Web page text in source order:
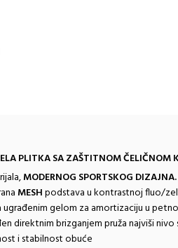
PLITKA SA ZAŠTITNOM
MODERNOG SPORTSKOG DIZAJNA.
MESHpodstava u kontrastnoj fluo/
ugrađenim gelom za amortizaciju u
direktnim brizganjem pruža najviši
i stabilnost obuće